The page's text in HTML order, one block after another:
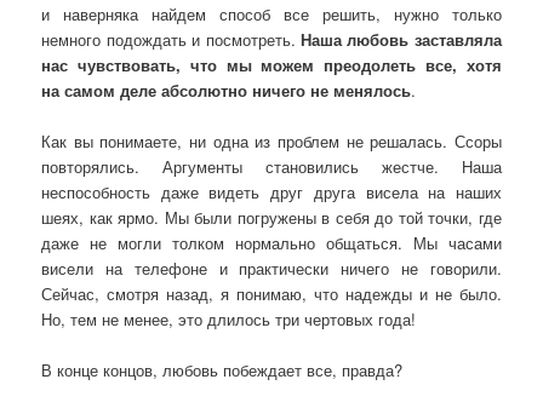
и наверняка найдем способ все решить, нужно только
немного подождать и посмотреть. Наша любовь заставляла
нас чувствовать, что мы можем преодолеть все, хотя
на самом деле абсолютно ничего не менялось.
Как вы понимаете, ни одна из проблем не решалась. Ссоры
повторялись. Аргументы становились жестче. Наша
неспособность даже видеть друг друга висела на наших
шеях, как ярмо. Мы были погружены в себя до той точки, где
даже не могли толком нормально общаться. Мы часами
висели на телефоне и практически ничего не говорили.
Сейчас, смотря назад, я понимаю, что надежды и не было.
Но, тем не менее, это длилось три чертовых года!
В конце концов, любовь побеждает все, правда?